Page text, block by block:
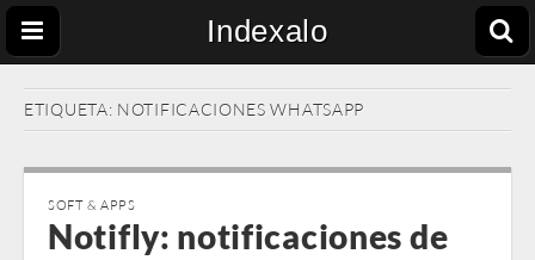
Indexalo
ETIQUETA: NOTIFICACIONES WHATSAPP
SOFT & APPS
Notifly: notificaciones de